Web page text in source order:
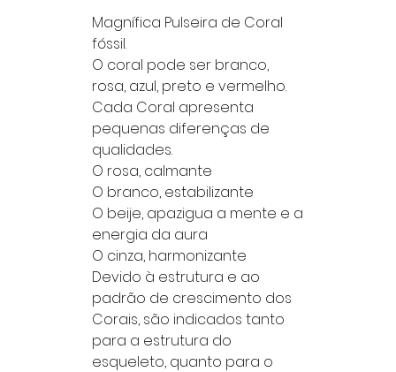
Magnífica Pulseira de Coral
fóssil.
O coral pode ser branco,
rosa, azul, preto e vermelho.
Cada Coral apresenta
pequenas diferenças de
qualidades.
O rosa, calmante
O branco, estabilizante
O beije, apazigua a mente e a
energia da aura
O cinza, harmonizante
Devido à estrutura e ao
padrão de crescimento dos
Corais, são indicados tanto
para a estrutura do
esqueleto, quanto para o